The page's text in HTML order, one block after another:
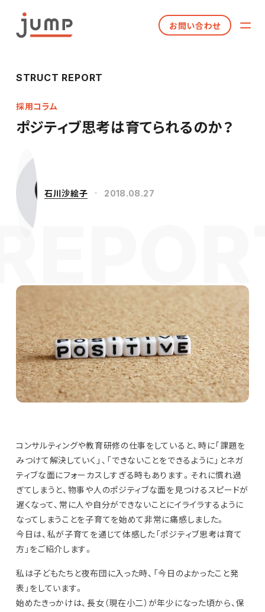
お問い合わせ
STRUCT REPORT
採用コラム
ポジティブ思考は育てられるのか？
石川沙絵子 2018.08.27
コンサルティングや教育研修の仕事をしていると、時に「課題を
みつけて解決していく」、「できないことをできるように」とネガ
ティブな面にフォーカスしすぎる時もあります。それに慣れ過
ぎてしまうと、物事や人のポジティブな面を見つけるスピードが
遅くなって、常に人や自分ができないことにイライラするように
なってしまうことを子育てを始めて非常に痛感しました。
今日は、私が子育てを通じて体感した「ポジティブ思考は育て
方」をご紹介します。
私は子どもたちと夜布団に入った時、「今日のよかったこと発
表」をしています。
始めたきっかけは、長女（現在小二）が年少になった頃から、保